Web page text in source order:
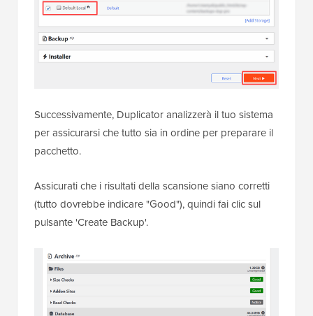
Successivamente, Duplicator analizzerà il tuo sistema
per assicurarsi che tutto sia in ordine per preparare il
pacchetto.
Assicurati che i risultati della scansione siano corretti
(tutto dovrebbe indicare "Good"), quindi fai clic sul
pulsante 'Create Backup'.